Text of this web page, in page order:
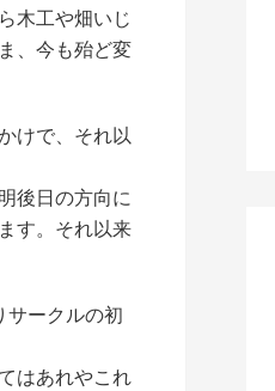
木工や畑いじ
、今も殆ど変
けで、それ以
後日の方向に
す。それ以来
サークルの初
はあれやこれ